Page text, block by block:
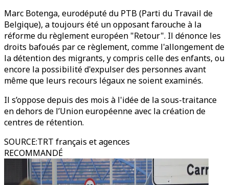
Marc Botenga, eurodéputé du PTB (Parti du Travail de
Belgique), a toujours été un opposant farouche à la
réforme du règlement européen "Retour". Il dénonce les
droits bafoués par ce règlement, comme l'allongement de
la détention des migrants, y compris celle des enfants, ou
encore la possibilité d'expulser des personnes avant
même que leurs recours légaux ne soient examinés.
Il s’oppose depuis des mois à l'idée de la sous-traitance
en dehors de l’Union européenne avec la création de
centres de rétention.
SOURCE:TRT français et agences
RECOMMANDÉ